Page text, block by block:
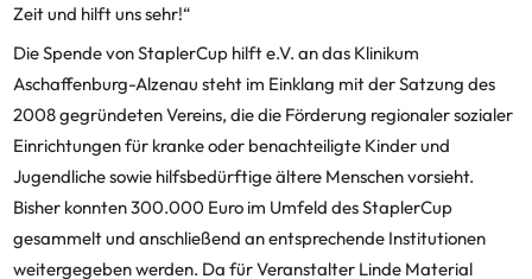
Zeit und hilft uns sehr!“
Die Spende von StaplerCup hilft e.V. an das Klinikum
Aschaffenburg-Alzenau steht im Einklang mit der Satzung des
2008 gegründeten Vereins, die die Förderung regionaler sozialer
Einrichtungen für kranke oder benachteiligte Kinder und
Jugendliche sowie hilfsbedürftige ältere Menschen vorsieht.
Bisher konnten 300.000 Euro im Umfeld des StaplerCup
gesammelt und anschließend an entsprechende Institutionen
weitergegeben werden. Da für Veranstalter Linde Material